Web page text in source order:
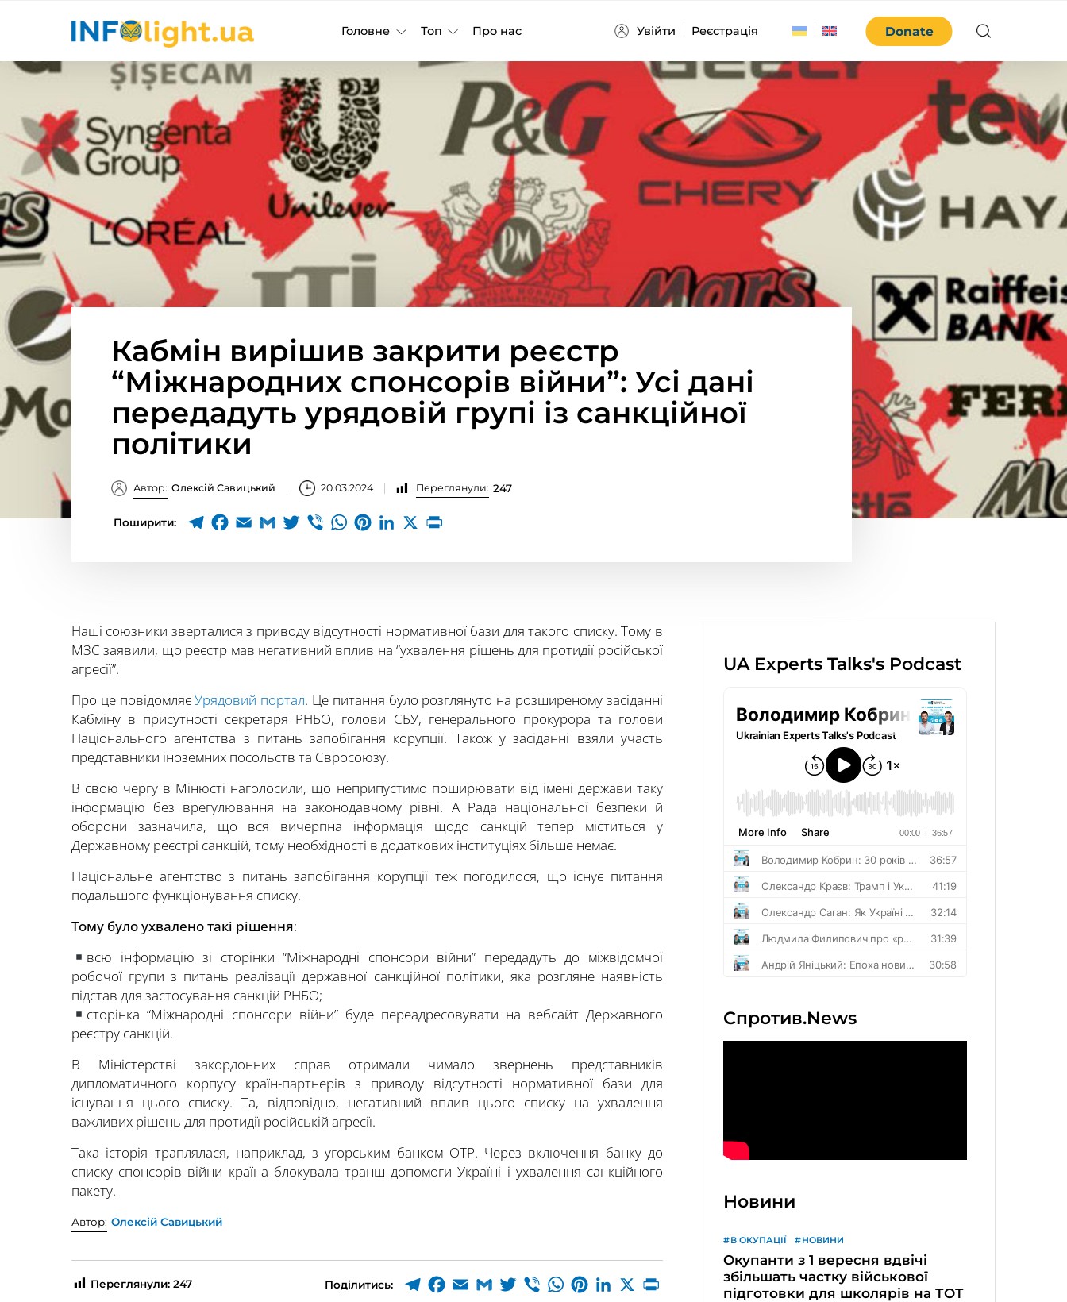
Головне Топ Про нас Увійти Реєстрація Donate
Кабмін вирішив закрити реєстр
“Міжнародних спонсорів війни”: Усі дані
передадуть урядовій групі із санкційної
політики
Автор: Олексій Савицький 20.03.2024 Переглянули: 247
Поширити:
Наші союзники зверталися з приводу відсутності нормативної бази для такого списку. Тому в
МЗС заявили, що реєстр мав негативний вплив на “ухвалення рішень для протидії російської
агресії”.
Про це повідомляєУрядовий портал. Це питання було розглянуто на розширеному засіданні
Кабміну в присутності секретаря РНБО, голови СБУ, генерального прокурора та голови
Національного агентства з питань запобігання корупції. Також у засіданні взяли участь
представники іноземних посольств та Євросоюзу.
В свою чергу в Мінюсті наголосили, що неприпустимо поширювати від імені держави таку
інформацію без врегулювання на законодавчому рівні. А Рада національної безпеки й
оборони зазначила, що вся вичерпна інформація щодо санкцій тепер міститься у
Державному реєстрі санкцій, тому необхідності в додаткових інституціях більше немає.
Національне агентство з питань запобігання корупції теж погодилося, що існує питання
подальшого функціонування списку.
Тому було ухвалено такі рішення:
всю інформацію зі сторінки “Міжнародні спонсори війни” передадуть до міжвідомчої
робочої групи з питань реалізації державної санкційної політики, яка розгляне наявність
підстав для застосування санкцій РНБО;
сторінка “Міжнародні спонсори війни” буде переадресовувати на вебсайт Державного
реєстру санкцій.
В Міністерстві закордонних справ отримали чимало звернень представників
дипломатичного корпусу країн-партнерів з приводу відсутності нормативної бази для
існування цього списку. Та, відповідно, негативний вплив цього списку на ухвалення
важливих рішень для протидії російській агресії.
Така історія траплялася, наприклад, з угорським банком OTP. Через включення банку до
списку спонсорів війни країна блокувала транш допомоги Україні і ухвалення санкційного
пакету.
Автор: Олексій Савицький
Переглянули: 247 Поділитись:
UA Experts Talks's Podcast
Спротив.News
Новини
В ОКУПАЦІЇ НОВИНИ
Окупанти з 1 вересня вдвічі
збільшать частку військової
підготовки для школярів на ТОТ